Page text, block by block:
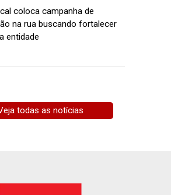
coloca campanha de
na rua buscando fortalecer
entidade
todas as notícias